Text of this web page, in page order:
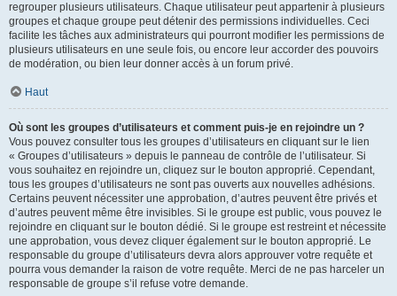
regrouper plusieurs utilisateurs. Chaque utilisateur peut appartenir à plusieurs
groupes et chaque groupe peut détenir des permissions individuelles. Ceci
facilite les tâches aux administrateurs qui pourront modifier les permissions de
plusieurs utilisateurs en une seule fois, ou encore leur accorder des pouvoirs
de modération, ou bien leur donner accès à un forum privé.
Haut
Où sont les groupes d’utilisateurs et comment puis-je en rejoindre un ?
Vous pouvez consulter tous les groupes d’utilisateurs en cliquant sur le lien
« Groupes d’utilisateurs » depuis le panneau de contrôle de l’utilisateur. Si
vous souhaitez en rejoindre un, cliquez sur le bouton approprié. Cependant,
tous les groupes d’utilisateurs ne sont pas ouverts aux nouvelles adhésions.
Certains peuvent nécessiter une approbation, d’autres peuvent être privés et
d’autres peuvent même être invisibles. Si le groupe est public, vous pouvez le
rejoindre en cliquant sur le bouton dédié. Si le groupe est restreint et nécessite
une approbation, vous devez cliquer également sur le bouton approprié. Le
responsable du groupe d’utilisateurs devra alors approuver votre requête et
pourra vous demander la raison de votre requête. Merci de ne pas harceler un
responsable de groupe s’il refuse votre demande.